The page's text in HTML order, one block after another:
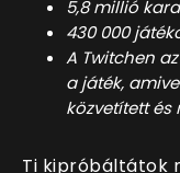
5,8 millió
430 000
A Twitchen
a játék,
közvetített
Ti kipróbáltátok